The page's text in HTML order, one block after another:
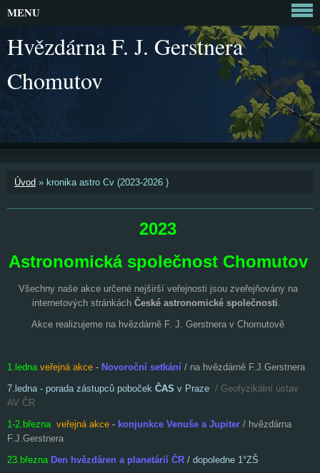
Hvězdárna F. J. Gerstnera
Chomutov
Úvod » kronika astro Cv (2023-2026 )
2023
Astronomická společnost Chomutov
Všechny naše akce určené nejširší veřejnosti jsou zveřejňovány na
internetových stránkách České astronomické společnosti.
Akce realizujeme na hvězdárně F. J. Gerstnera v Chomutově
1.ledna veřejná akce - Novoroční setkání / na hvězdárně F.J.Gerstnera
7.ledna - porada zástupců poboček ČAS v Praze / Geofyzikální ústav
AV ČR
1-2.března veřejná akce - konjunkce Venuše a Jupiter / hvězdárna
F.J.Gerstnera
23.března Den hvězdáren a planetárií ČR / dopoledne 1°ZŠ
MENU